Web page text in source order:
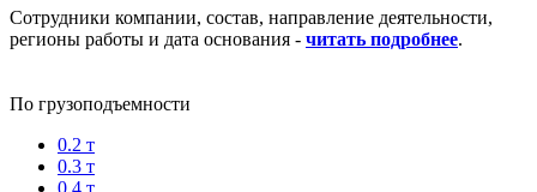
Сотрудники компании, состав, направление деятельности,
регионы работы и дата основания - читать подробнее.
По грузоподъемности
0.2 т
0.3 т